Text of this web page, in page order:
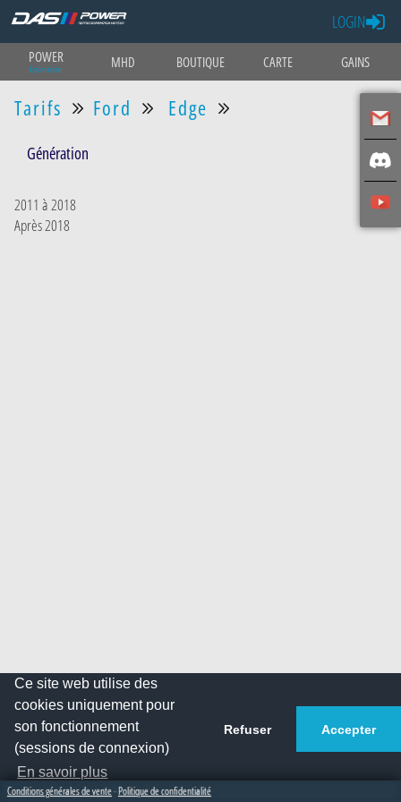
Ce site web utilise des
cookies uniquement pour
son fonctionnement
(sessions de connexion)
En savoir plus
Refuser Accepter
POWER
Estimation MHD BOUTIQUE CARTE GAINS
LOGIN
Tarifs Ford Edge
Génération
2011 à 2018
Après 2018
Conditions générales de vente-Politique de confidentialité